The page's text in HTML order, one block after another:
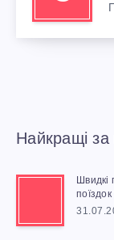
Найкращі за
Швидкі